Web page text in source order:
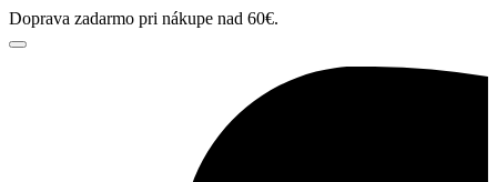
Doprava zadarmo pri nákupe nad 60€.